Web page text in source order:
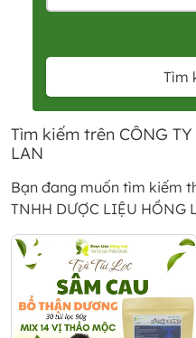
Tìm
Tìm kiếm trên CÔNG
LAN
Bạn đang muốn tìm kiếm
TNHH DƯỢC LIỆU HỒNG